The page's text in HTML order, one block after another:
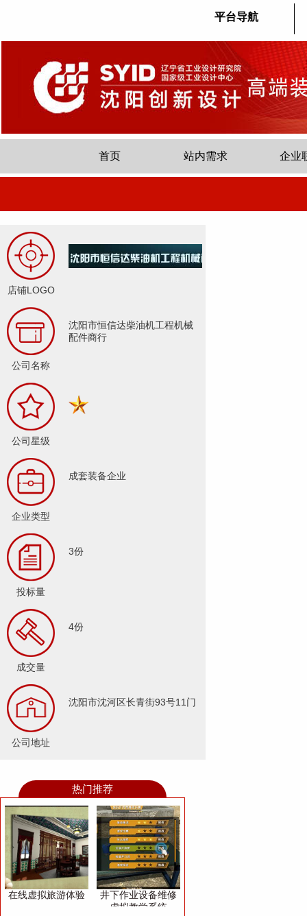
平台导航
首页 站内需求 企业
店铺LOGO
公司名称
沈阳市恒信达柴油机工程机械
配件商行
公司星级
企业类型
成套装备企业
投标量
3份
成交量
4份
公司地址
沈阳市沈河区长青街93号11门
热门推荐
在线虚拟旅游体验
井下作业设备维修
虚拟教学系统